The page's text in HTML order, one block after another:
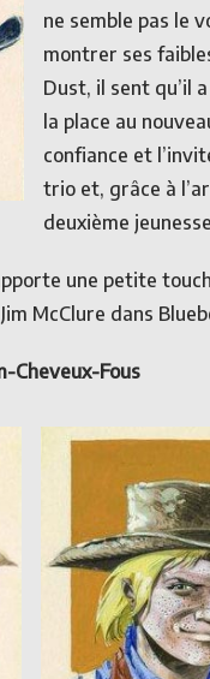
ne semble pas le
montrer ses
Dust, il sent qu’il
la place au
confiance et
trio et, grâce à
deuxième
une petite
McClure dans
Cheveux-Fous